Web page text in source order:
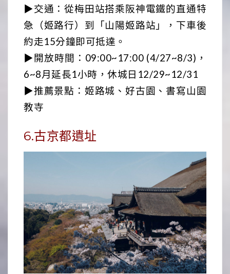
▶交通：從梅田站搭乘阪神電鐵的直通特
急（姬路行）到「山陽姬路站」，下車後
約走15分鐘即可抵達。
▶開放時間：09:00~17:00 (4/27~8/3)，
6~8月延長1小時，休城日12/29~12/31
▶推薦景點：姬路城、好古園、書寫山園
教寺
6.古京都遺址